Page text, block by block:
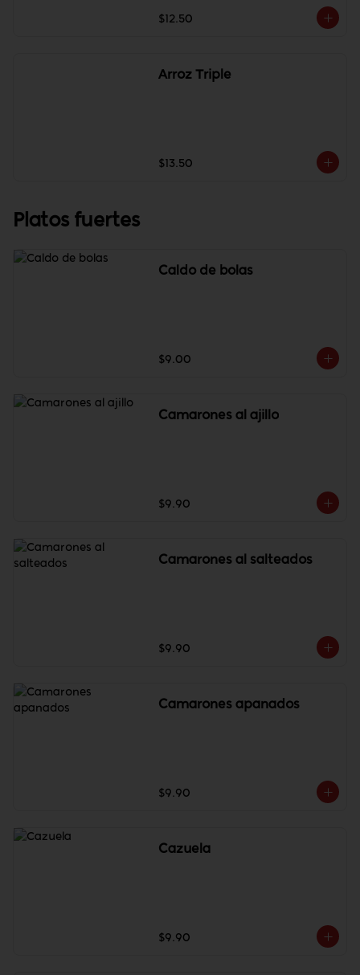
$12.50
Arroz Triple
$13.50
Platos fuertes
Caldo de bolas
$9.00
Camarones al ajillo
$9.90
Camarones al salteados
$9.90
Camarones apanados
$9.90
Cazuela
$9.90